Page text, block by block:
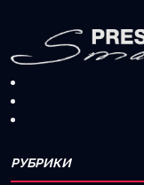
РУБРИКИ